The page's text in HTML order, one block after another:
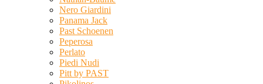
Nero Giardini
Panama Jack
Past Schoenen
Peperosa
Perlato
Piedi Nudi
Pitt by PAST